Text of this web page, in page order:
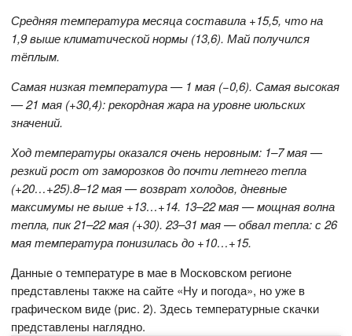
Средняя температура месяца составила +15,5, что на
1,9 выше климатической нормы (13,6). Май получился
тёплым.
Самая низкая температура — 1 мая (−0,6). Самая высокая
— 21 мая (+30,4): рекордная жара на уровне июльских
значений.
Ход температуры оказался очень неровным: 1–7 мая —
резкий рост от заморозков до почти летнего тепла
(+20…+25).8–12 мая — возврат холодов, дневные
максимумы не выше +13…+14. 13–22 мая — мощная волна
тепла, пик 21–22 мая (+30). 23–31 мая — обвал тепла: с 26
мая температура понизилась до +10…+15.
Данные о температуре в мае в Московском регионе
представлены также на сайте «Ну и погода», но уже в
графическом виде (рис. 2). Здесь температурные скачки
представлены наглядно.